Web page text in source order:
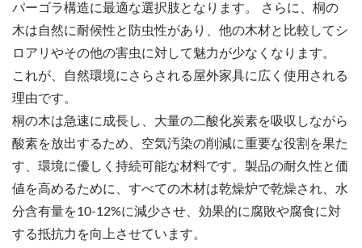
パーゴラ構造に最適な選択肢となります。 さらに、桐の
木は自然に耐候性と防虫性があり、他の木材と比較してシ
ロアリやその他の害虫に対して魅力が少なくなります。
これが、自然環境にさらされる屋外家具に広く使用される
理由です。
桐の木は急速に成長し、大量の二酸化炭素を吸収しながら
酸素を放出するため、空気汚染の削減に重要な役割を果た
す、環境に優しく持続可能な材料です。製品の耐久性と価
値を高めるために、すべての木材は乾燥炉で乾燥され、水
分含有量を10-12%に減少させ、効果的に腐敗や腐食に対
する抵抗力を向上させています。